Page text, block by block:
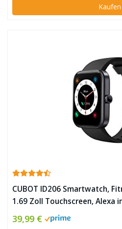
Kaufen
CUBOT ID206 Smartwatch,
1.69 Zoll Touchscreen, Alexa
39,99 €